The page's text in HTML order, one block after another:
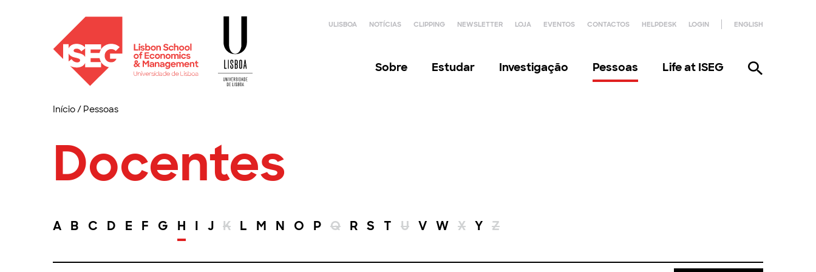
ULISBOA NOTÍCIAS CLIPPING NEWSLETTER LOJA EVENTOS CONTACTOS HELPDESK LOGIN ENGLISH
Sobre Estudar Investigação Pessoas Life at ISEG
Início/ Pessoas
Docentes
A B C D E F G H I J K L M N O P Q R S T U V W X Y Z